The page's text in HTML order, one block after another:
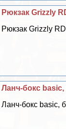
Рюкзак Grizzly
Рюкзак Grizzly
Ланч-бокс
Ланч-бокс basic,